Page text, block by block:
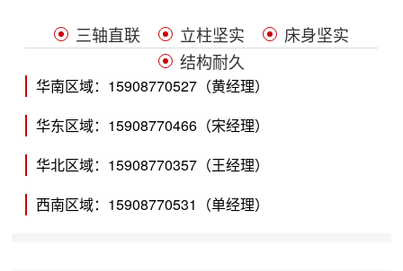
三轴直联 立柱坚实
床身坚实
结构耐久
华南区域：15908770527（黄经理）
华东区域：15908770466（宋经理）
华北区域：15908770357（王经理）
西南区域：15908770531（单经理）